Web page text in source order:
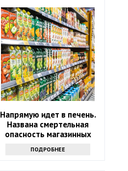
Напрямую идет в печень.
Названа смертельная
опасность магазинных
ПОДРОБНЕЕ